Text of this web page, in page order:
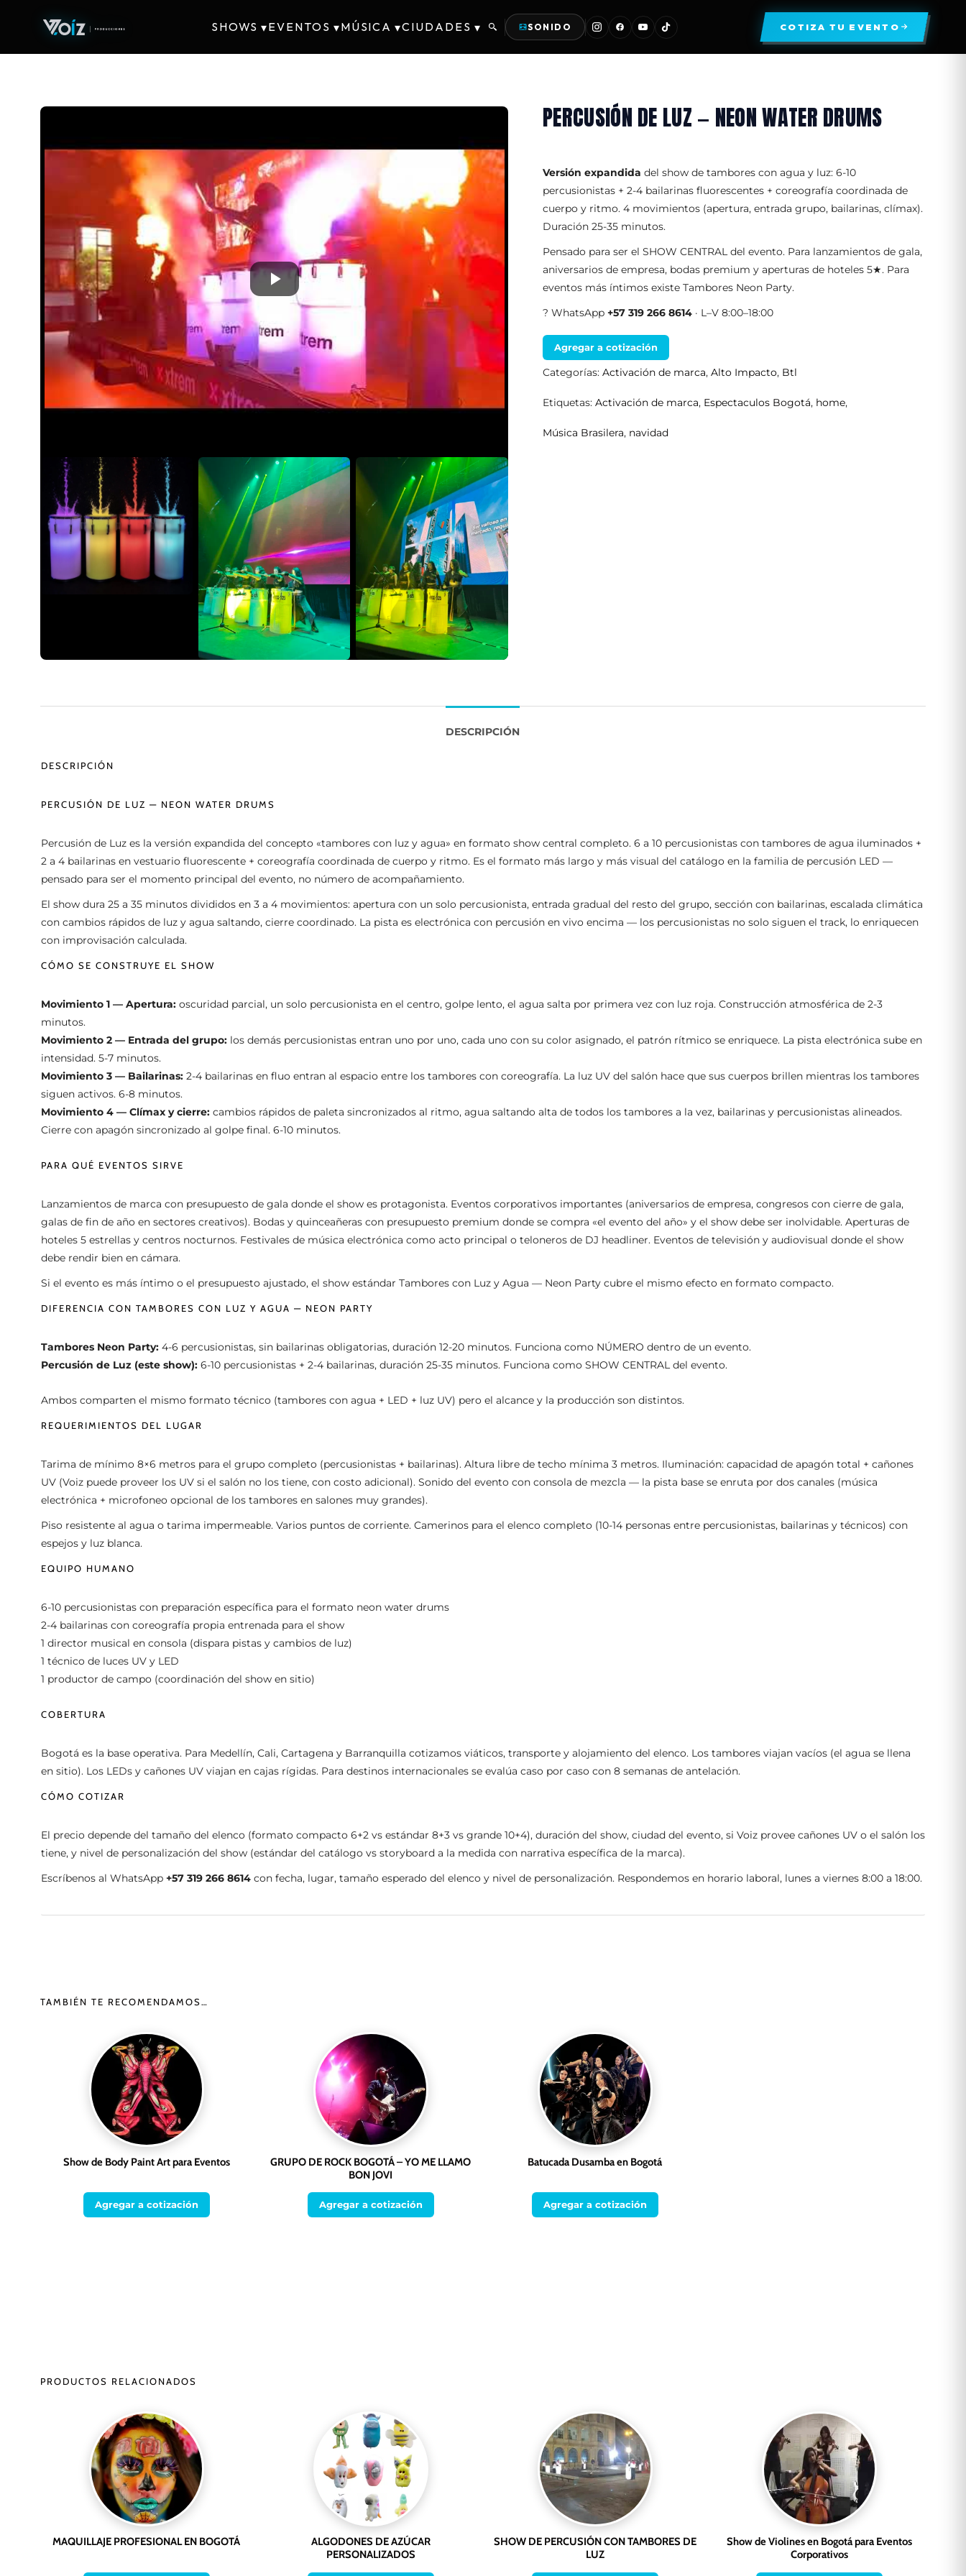
SHOWS ▾EVENTOS ▾MÚSICA ▾CIUDADES ▾ SONIDO COTIZA TU EVENTO
PERCUSIÓN DE LUZ — NEON WATER DRUMS
Versión expandida del show de tambores con agua y luz: 6-10
percusionistas + 2-4 bailarinas fluorescentes + coreografía coordinada de
cuerpo y ritmo. 4 movimientos (apertura, entrada grupo, bailarinas, clímax).
Duración 25-35 minutos.
Pensado para ser el SHOW CENTRAL del evento. Para lanzamientos de gala,
aniversarios de empresa, bodas premium y aperturas de hoteles 5★. Para
eventos más íntimos existe Tambores Neon Party.
? WhatsApp+57 319 266 8614 · L–V 8:00–18:00
Agregar a cotización
Categorías:Activación de marca,Alto Impacto, Btl
Etiquetas:Activación de marca, Espectaculos Bogotá, home,
Música Brasilera, navidad
DESCRIPCIÓN
DESCRIPCIÓN
PERCUSIÓN DE LUZ — NEON WATER DRUMS
Percusión de Luz es la versión expandida del concepto «tambores con luz y agua» en formato show central completo. 6 a 10 percusionistas con tambores de agua iluminados +
2 a 4 bailarinas en vestuario fluorescente + coreografía coordinada de cuerpo y ritmo. Es el formato más largo y más visual del catálogo en la familia de percusión LED —
pensado para ser el momento principal del evento, no número de acompañamiento.
El show dura 25 a 35 minutos divididos en 3 a 4 movimientos: apertura con un solo percusionista, entrada gradual del resto del grupo, sección con bailarinas, escalada climática
con cambios rápidos de luz y agua saltando, cierre coordinado. La pista es electrónica con percusión en vivo encima — los percusionistas no solo siguen el track, lo enriquecen
con improvisación calculada.
CÓMO SE CONSTRUYE EL SHOW
Movimiento 1 — Apertura: oscuridad parcial, un solo percusionista en el centro, golpe lento, el agua salta por primera vez con luz roja. Construcción atmosférica de 2-3
minutos.
Movimiento 2 — Entrada del grupo: los demás percusionistas entran uno por uno, cada uno con su color asignado, el patrón rítmico se enriquece. La pista electrónica sube en
intensidad. 5-7 minutos.
Movimiento 3 — Bailarinas: 2-4 bailarinas en fluo entran al espacio entre los tambores con coreografía. La luz UV del salón hace que sus cuerpos brillen mientras los tambores
siguen activos. 6-8 minutos.
Movimiento 4 — Clímax y cierre: cambios rápidos de paleta sincronizados al ritmo, agua saltando alta de todos los tambores a la vez, bailarinas y percusionistas alineados.
Cierre con apagón sincronizado al golpe final. 6-10 minutos.
PARA QUÉ EVENTOS SIRVE
Lanzamientos de marca con presupuesto de gala donde el show es protagonista. Eventos corporativos importantes (aniversarios de empresa, congresos con cierre de gala,
galas de fin de año en sectores creativos). Bodas y quinceañeras con presupuesto premium donde se compra «el evento del año» y el show debe ser inolvidable. Aperturas de
hoteles 5 estrellas y centros nocturnos. Festivales de música electrónica como acto principal o teloneros de DJ headliner. Eventos de televisión y audiovisual donde el show
debe rendir bien en cámara.
Si el evento es más íntimo o el presupuesto ajustado, el show estándar Tambores con Luz y Agua — Neon Party cubre el mismo efecto en formato compacto.
DIFERENCIA CON TAMBORES CON LUZ Y AGUA — NEON PARTY
Tambores Neon Party: 4-6 percusionistas, sin bailarinas obligatorias, duración 12-20 minutos. Funciona como NÚMERO dentro de un evento.
Percusión de Luz (este show): 6-10 percusionistas + 2-4 bailarinas, duración 25-35 minutos. Funciona como SHOW CENTRAL del evento.
Ambos comparten el mismo formato técnico (tambores con agua + LED + luz UV) pero el alcance y la producción son distintos.
REQUERIMIENTOS DEL LUGAR
Tarima de mínimo 8×6 metros para el grupo completo (percusionistas + bailarinas). Altura libre de techo mínima 3 metros. Iluminación: capacidad de apagón total + cañones
UV (Voiz puede proveer los UV si el salón no los tiene, con costo adicional). Sonido del evento con consola de mezcla — la pista base se enruta por dos canales (música
electrónica + microfoneo opcional de los tambores en salones muy grandes).
Piso resistente al agua o tarima impermeable. Varios puntos de corriente. Camerinos para el elenco completo (10-14 personas entre percusionistas, bailarinas y técnicos) con
espejos y luz blanca.
EQUIPO HUMANO
6-10 percusionistas con preparación específica para el formato neon water drums
2-4 bailarinas con coreografía propia entrenada para el show
1 director musical en consola (dispara pistas y cambios de luz)
1 técnico de luces UV y LED
1 productor de campo (coordinación del show en sitio)
COBERTURA
Bogotá es la base operativa. Para Medellín, Cali, Cartagena y Barranquilla cotizamos viáticos, transporte y alojamiento del elenco. Los tambores viajan vacíos (el agua se llena
en sitio). Los LEDs y cañones UV viajan en cajas rígidas. Para destinos internacionales se evalúa caso por caso con 8 semanas de antelación.
CÓMO COTIZAR
El precio depende del tamaño del elenco (formato compacto 6+2 vs estándar 8+3 vs grande 10+4), duración del show, ciudad del evento, si Voiz provee cañones UV o el salón los
tiene, y nivel de personalización del show (estándar del catálogo vs storyboard a la medida con narrativa específica de la marca).
Escríbenos al WhatsApp +57 319 266 8614 con fecha, lugar, tamaño esperado del elenco y nivel de personalización. Respondemos en horario laboral, lunes a viernes 8:00 a 18:00.
TAMBIÉN TE RECOMENDAMOS…
Show de Body Paint Art para Eventos
Agregar a cotización
GRUPO DE ROCK BOGOTÁ – YO ME LLAMO
BON JOVI
Agregar a cotización
Batucada Dusamba en Bogotá
Agregar a cotización
PRODUCTOS RELACIONADOS
MAQUILLAJE PROFESIONAL EN BOGOTÁ
ALGODONES DE AZÚCAR
PERSONALIZADOS
SHOW DE PERCUSIÓN CON TAMBORES DE
LUZ
Show de Violines en Bogotá para Eventos
Corporativos